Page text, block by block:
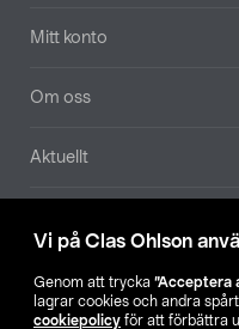
Vi på Clas Ohlson
Genom att trycka ”Acceptera
lagrar cookies och andra
cookiepolicy för att förbättra
Mitt konto
Om oss
Aktuellt